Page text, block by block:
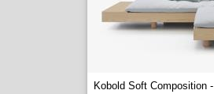
Kobold Soft Composition -